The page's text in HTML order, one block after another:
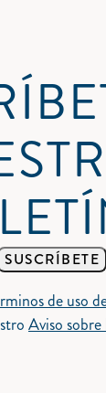
SUSCRÍBETE
de uso
Aviso